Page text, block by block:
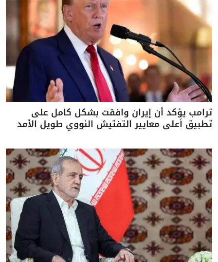
ترامب يؤكد أن إيران وافقت بشكل كامل على
تطبيق أعلى معايير التفتيش النووي طويل الأمد